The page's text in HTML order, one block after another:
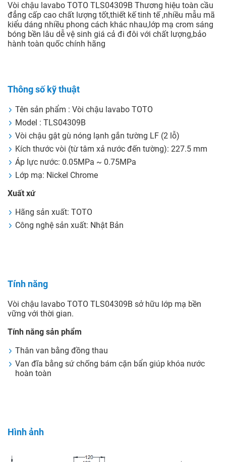
Vòi chậu lavabo TOTO TLS04309B Thương hiệu toàn cầu
đẳng cấp cao chất lượng tốt,thiết kế tinh tế ,nhiều mẫu mã
kiểu dáng nhiều phong cách khác nhau,lớp mạ crom sáng
bóng bền lâu dễ vệ sinh giá cả đi đôi với chất lượng,bảo
hành toàn quốc chính hãng
Thông số kỹ thuật
Tên sản phẩm : Vòi chậu lavabo TOTO
Model : TLS04309B
Vòi chậu gật gù nóng lạnh gắn tường LF (2 lỗ)
Kích thước vòi (từ tâm xả nước đến tường): 227.5 mm
Áp lực nước: 0.05MPa ~ 0.75MPa
Lớp mạ: Nickel Chrome
Xuất xứ
Hãng sản xuất: TOTO
Công nghệ sản xuất: Nhật Bản
Tính năng
Vòi chậu lavabo TOTO TLS04309B sở hữu lớp mạ bền
vững với thời gian.
Tính năng sản phẩm
Thân van bằng đồng thau
Van đĩa bằng sứ chống bám cặn bẩn giúp khóa nước
hoàn toàn
Hình ảnh